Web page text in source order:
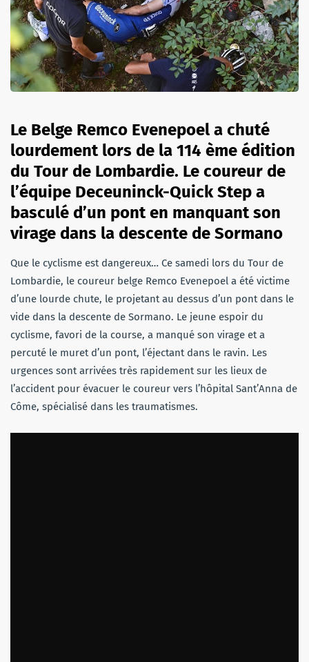
Le Belge Remco Evenepoel a chuté
lourdement lors de la 114 ème édition
du Tour de Lombardie. Le coureur de
l’équipe Deceuninck-Quick Step a
basculé d’un pont en manquant son
virage dans la descente de Sormano
Que le cyclisme est dangereux… Ce samedi lors du Tour de
Lombardie, le coureur belge Remco Evenepoel a été victime
d’une lourde chute, le projetant au dessus d’un pont dans le
vide dans la descente de Sormano. Le jeune espoir du
cyclisme, favori de la course, a manqué son virage et a
percuté le muret d’un pont, l’éjectant dans le ravin. Les
urgences sont arrivées très rapidement sur les lieux de
l’accident pour évacuer le coureur vers l’hôpital Sant’Anna de
Côme, spécialisé dans les traumatismes.